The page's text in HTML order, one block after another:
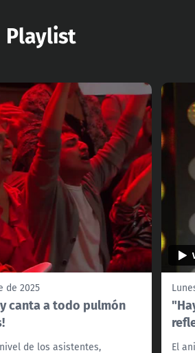
Playlist
de 2025
canta a todo pulmón
de los asistentes,
El